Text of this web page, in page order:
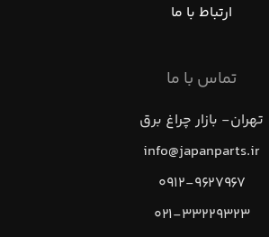
ارتباط با ما
تماس با ما
تهران- بازار چراغ برق
info@japanparts.ir
۰۹۱۲-۹۶۲۷۹۶۷
۰۲۱-۳۳۲۲۹۳۲۳